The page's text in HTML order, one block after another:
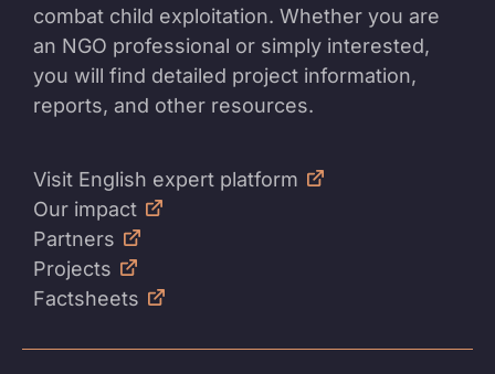
combat child exploitation. Whether you are
an NGO professional or simply interested,
you will find detailed project information,
reports, and other resources.
Visit English expert platform
Our impact
Partners
Projects
Factsheets